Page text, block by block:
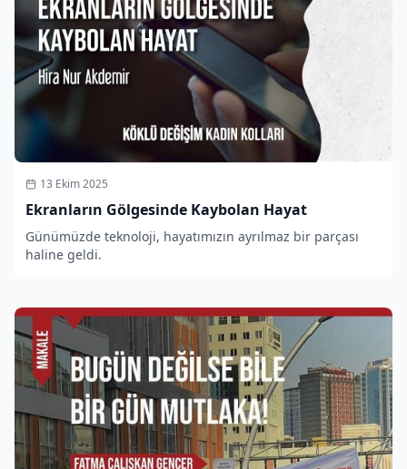
13 Ekim 2025
Ekranların Gölgesinde Kaybolan Hayat
Günümüzde teknoloji, hayatımızın ayrılmaz bir parçası
haline geldi.